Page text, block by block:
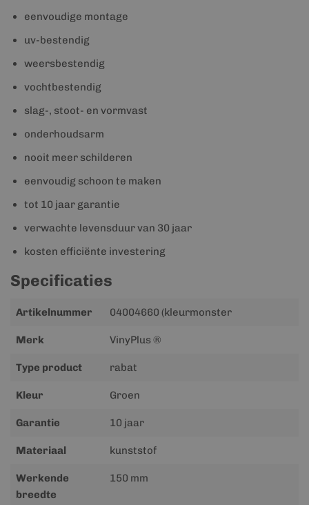
eenvoudige montage
uv-bestendig
weersbestendig
vochtbestendig
slag-, stoot- en vormvast
onderhoudsarm
nooit meer schilderen
eenvoudig schoon te maken
tot 10 jaar garantie
verwachte levensduur van 30 jaar
kosten efficiënte investering
Specificaties
Meer
Artikelnummer 04004660 (kleurmonster
Merk VinyPlus ®
Type product rabat
Kleur Groen
Garantie 10 jaar
Materiaal kunststof
Werkende
breedte
150 mm